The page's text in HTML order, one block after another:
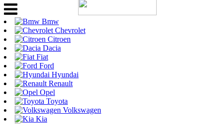
Bmw
Chevrolet
Citroen
Dacia
Fiat
Ford
Hyundai
Renault
Opel
Toyota
Volkswagen
Kia